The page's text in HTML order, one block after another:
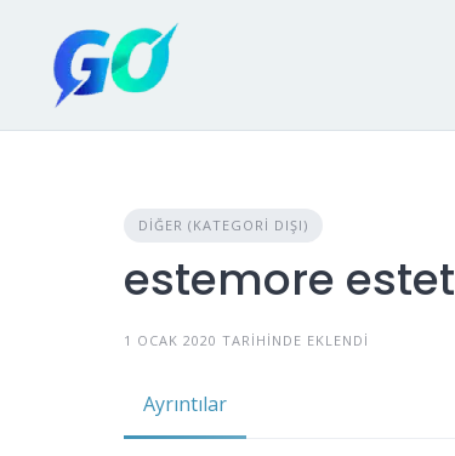
DIĞER (KATEGORI DIŞI)
estemore
1 OCAK 2020 TARIHINDE EKLENDI
Ayrıntılar